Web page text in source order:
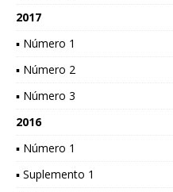
2017
▪ Número 1
▪ Número 2
▪ Número 3
2016
▪ Número 1
▪ Suplemento 1